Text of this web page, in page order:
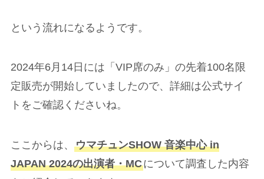
という流れになるようです。
2024年6月14日には「VIP席のみ」の先着100名限
定販売が開始していましたので、詳細は公式サイ
トをご確認くださいね。
ここからは、 ウマチュンSHOW 音楽中心 in
JAPAN 2024の出演者・MCについて調査した内容